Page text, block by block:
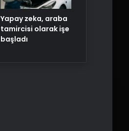
Yapay zeka, araba
tamircisi olarak işe
başladı